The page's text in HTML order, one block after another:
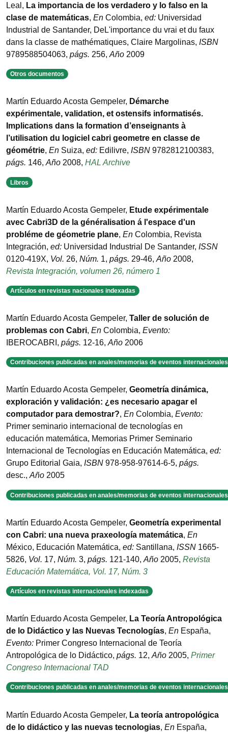
Leal , La importancia de los verdadero y lo falso en la
clase de matemáticas, En Colombia, ed: Universidad
Industrial de Santander, DeL'importance du vrai et du faux
dans la classe de mathématiques, Claire Margolinas, ISBN
9789588504063, págs. 256, Año 2009
Otros documentos
Martín Eduardo Acosta Gempeler, Démarche
expérimentale, validation, et ostensifs informatisés.
Implications dans la formation d’enseignants à
l’utilisation du logiciel cabri geometre en classe de
géométrie, En Suiza, ed: Edilivre, ISBN 9782812100383,
págs. 146, Año 2008, HAL Archive
Libros
Martín Eduardo Acosta Gempeler, Etude expérimentale
avec Cabri3D de la généralisation á l'espace d'un
probléme de géometrie plane, En Colombia, Revista
Integración, ed: Universidad Industrial De Santander, ISSN
0120-419X, Vol. 26, Núm. 1, págs. 29-46, Año 2008,
Revista Integración, volumen 26, número 1
Artículos en revistas nacionales indexadas
Martín Eduardo Acosta Gempeler, Taller de solución de
problemas con Cabri, En Colombia, Evento:
IBEROCABRI , págs. 12-16, Año 2006
Contribuciones publicadas en anales/memorias de eventos internacionales
Martín Eduardo Acosta Gempeler, Geometría dinámica,
exploración y validación: ¿es necesario apagar el
computador para demostrar?, En Colombia, Evento:
Primer seminario internacional de tecnologías en
educación matemática, Memorias Primer Seminario
Internacional de Tecnologías en Educación Matemática, ed:
Grupo Editorial Gaia, ISBN 978-958-97614-6-5, págs.
desc.,Año 2005
Contribuciones publicadas en anales/memorias de eventos internacionales
Martín Eduardo Acosta Gempeler, Geometría experimental
con Cabri: una nueva praxeología matemática, En
México, Educación Matemática, ed: Santillana, ISSN 1665-
5826, Vol. 17, Núm. 3, págs. 121-140, Año 2005, Revista
Educación Matemática, Vol. 17, Núm. 3
Artículos en revistas internacionales indexadas
Martín Eduardo Acosta Gempeler, La Teoría Antropológica
de lo Didáctico y las Nuevas Tecnologías, En España,
Evento: Primer Congreso Internacional de Teoría
Antropológica de lo Didáctico, págs. 12, Año 2005, Primer
Congreso Internacional TAD
Contribuciones publicadas en anales/memorias de eventos internacionales
Martín Eduardo Acosta Gempeler, La teoría antropológica
de lo didáctico y las nuevas tecnologias, En España,